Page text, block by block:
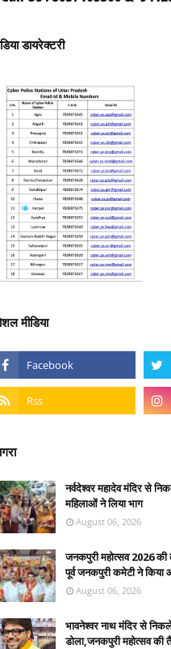
डायरेक्टरी
मीडिया
नर्वदेश्वर महादेव मंदिर से
महिलाओं ने लिया भाग
August 06, 2026
जनकपुरी महोत्सव 2026 की
पूर्व जनकपुरी कमेटी ने किया
August 06, 2026
भावनेश्वर नाथ मंदिर से
डोला,जनकपुरी महोत्सव की